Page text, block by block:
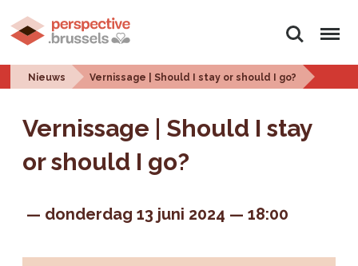
Zoeken Menu
Nieuws Vernissage | Should I stay or should I go?
Vernissage | Should I stay
or should I go?
donderdag 13 juni 2024 18:00